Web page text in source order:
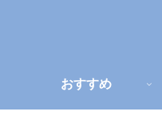
おすすめ